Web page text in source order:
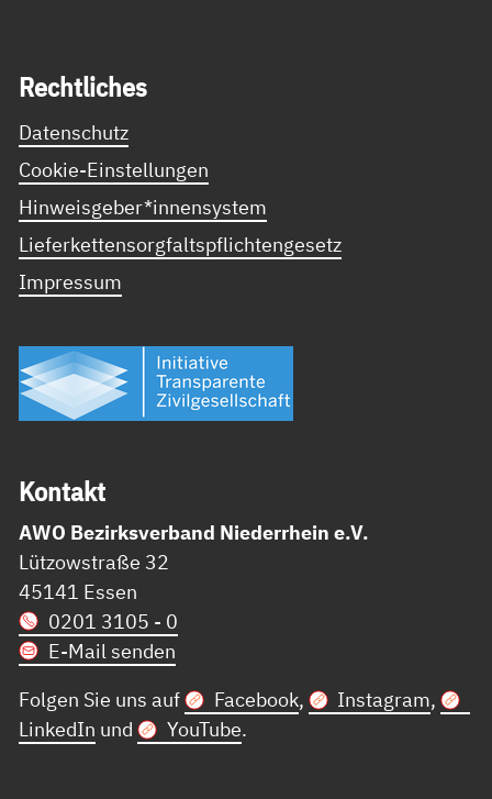
Recht­li­ches
Datenschutz
Cookie-Einstellungen
Hinweisgeber*innensystem
Lieferkettensorgfaltspflichtengesetz
Impressum
Kon­takt
AWO Bezirksverband Niederrhein e.V.
Lützowstraße 32
45141 Essen
0201 3105 - 0
E-Mail senden
Folgen Sie uns auf
Facebook, Instagram,
LinkedIn und YouTube.